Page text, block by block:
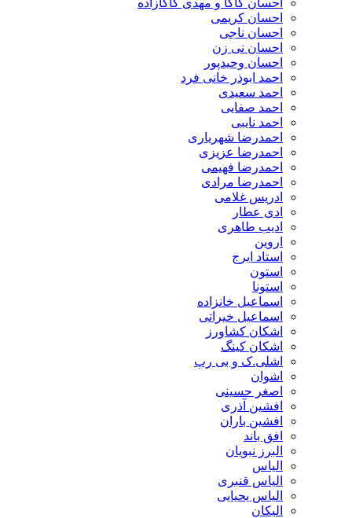
احسان کاکا و مهدی کاکازاده
احسان کریمی
احسان ناجی
احسان نی زن
احسان وحیدپور
احمد ابوذر خانی فرد
احمد سعیدی
احمد صفایی
احمد نایبی
احمدرضا شهریاری
احمدرضا عزیزی
احمدرضا فهیمی
احمدرضا مرادی
ادریس غلامی
ادی عطار
ادیب طاهری
استاد ایرج
اسماعیل خانزاده
اسماعیل خیراتی
اشکان کشاورز
اشکان کینگ
اشلی.ک و بی رپ
اصغر حسینی
افشین آذری
افشین باران
افق باند
البرز نبویان
الیاس قنبرى
الیاس یحیایی